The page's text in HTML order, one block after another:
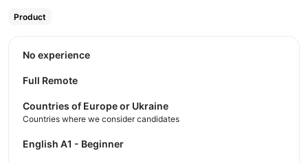
Product
No experience
Full Remote
Countries of Europe or Ukraine
Countries where we consider candidates
English A1 - Beginner